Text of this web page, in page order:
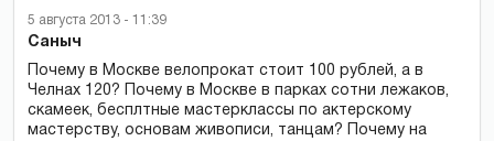
5 августа 2013 - 11:39
Саныч
Почему в Москве велопрокат стоит 100 рублей, а в
Челнах 120? Почему в Москве в парках сотни лежаков,
скамеек, бесплтные мастерклассы по актерскому
мастерству, основам живописи, танцам? Почему на